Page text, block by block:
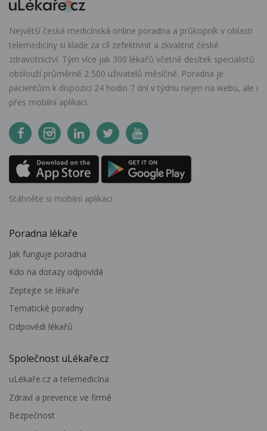
Největší česká medicínská online poradna a průkopník v oblasti
telemedicíny si klade za cíl zefektivnit a zkvalitnit české
zdravotnictví. Tým více jak 300 lékařů včetně desítek specialistů
obslouží průměrně 2 500 uživatelů měsíčně. Poradna je
pacientům k dispozici 24 hodin 7 dní v týdnu nejen na webu, ale i
přes mobilní aplikaci.
Stáhněte si mobilní aplikaci
Poradna lékaře
Jak funguje poradna
Kdo na dotazy odpovídá
Zeptejte se lékaře
Tematické poradny
Odpovědi lékařů
Společnost uLékaře.cz
uLékaře.cz a telemedicína
Zdraví a prevence ve firmě
Bezpečnost